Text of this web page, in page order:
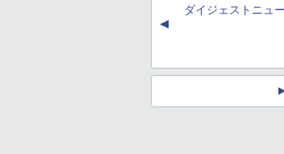
▲
ダイジェストニュ